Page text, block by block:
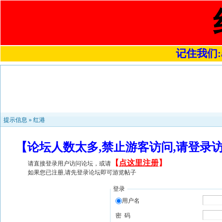
记住我们
提示信息 » 红港
【论坛人数太多,禁止游客访问,请登
请直接登录用户访问论坛，或请 【 点这里注册】
如果您已注册,请先登录论坛即可游览帖子
登录
用户名
密 码